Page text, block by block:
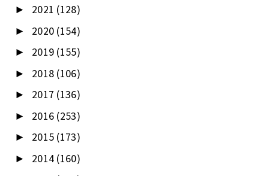
► 2021 (128)
► 2020 (154)
► 2019 (155)
► 2018 (106)
► 2017 (136)
► 2016 (253)
► 2015 (173)
► 2014 (160)